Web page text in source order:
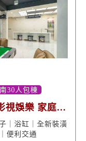
30人包棟
視娛樂 家庭團
｜浴缸｜全新裝潢
便利交通